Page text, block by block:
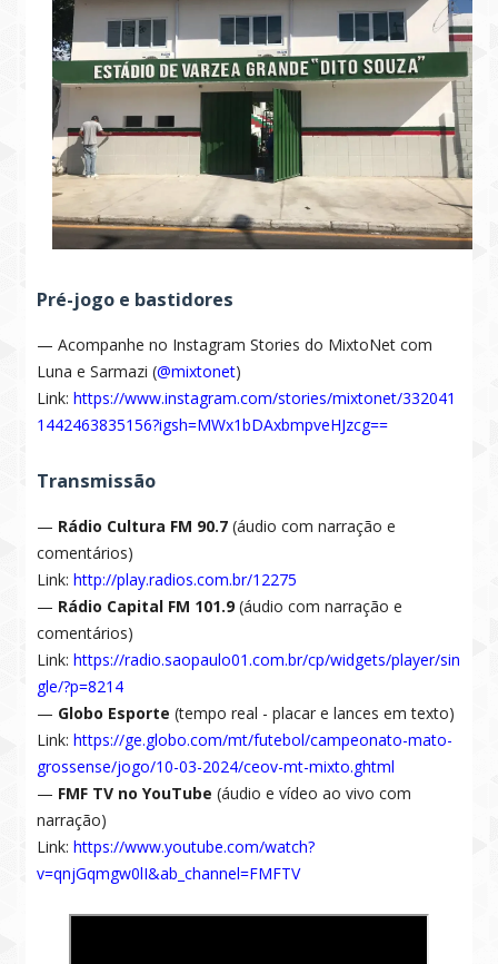
Pré-jogo e bastidores
— Acompanhe no Instagram Stories do MixtoNet com
Luna e Sarmazi (@mixtonet)
Link:https://www.instagram.com/stories/mixtonet/332041
1442463835156?igsh=MWx1bDAxbmpveHJzcg==
Transmissão
— Rádio Cultura FM 90.7(áudio com narração e
comentários)
Link:http://play.radios.com.br/12275
— Rádio Capital FM 101.9 (áudio com narração e
comentários)
Link:https://radio.saopaulo01.com.br/cp/widgets/player/sin
gle/?p=8214
— Globo Esporte (tempo real - placar e lances em texto)
Link:https://ge.globo.com/mt/futebol/campeonato-mato-
grossense/jogo/10-03-2024/ceov-mt-mixto.ghtml
— FMF TV no YouTube(áudio e vídeo ao vivo com
narração)
Link:https://www.youtube.com/watch?
v=qnjGqmgw0lI&ab_channel=FMFTV